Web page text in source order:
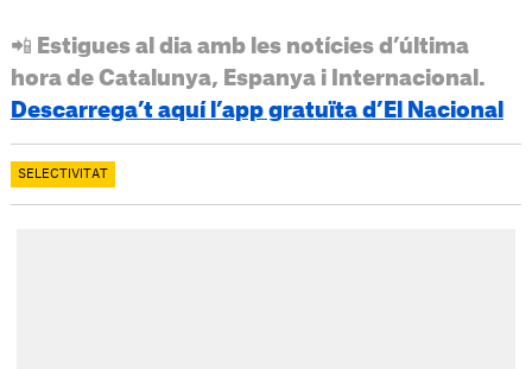
📲 Estigues al dia amb les notícies d’última
hora de Catalunya, Espanya i Internacional.
Descarrega’t aquí l’app gratuïta d’El Nacional
SELECTIVITAT